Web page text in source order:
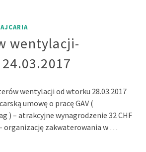
wentylacji-
wentylacji od wtorku 28.03.2017
umowę o pracę GAV (
) – atrakcyjne wynagrodzenie 32 CHF
organizację zakwaterowania w …